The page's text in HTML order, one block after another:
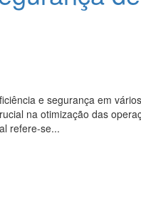
e segurança em
na otimização das
refere-se...